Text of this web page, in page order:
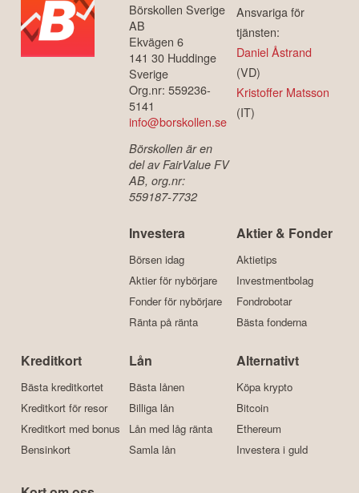
Börskollen Sverige
AB
Ekvägen 6
141 30 Huddinge
Sverige
Org.nr: 559236-
5141
info@borskollen.se
Börskollen är en
del av FairValue FV
AB, org.nr:
559187-7732
Ansvariga för
tjänsten:
Daniel Åstrand
(VD)
Kristoffer Matsson
(IT)
Investera
Börsen idag
Aktier för nybörjare
Fonder för nybörjare
Ränta på ränta
Aktier & Fonder
Aktietips
Investmentbolag
Fondrobotar
Bästa fonderna
Kreditkort
Bästa kreditkortet
Kreditkort för resor
Kreditkort med bonus
Bensinkort
Lån
Bästa lånen
Billiga lån
Lån med låg ränta
Samla lån
Alternativt
Köpa krypto
Bitcoin
Ethereum
Investera i guld